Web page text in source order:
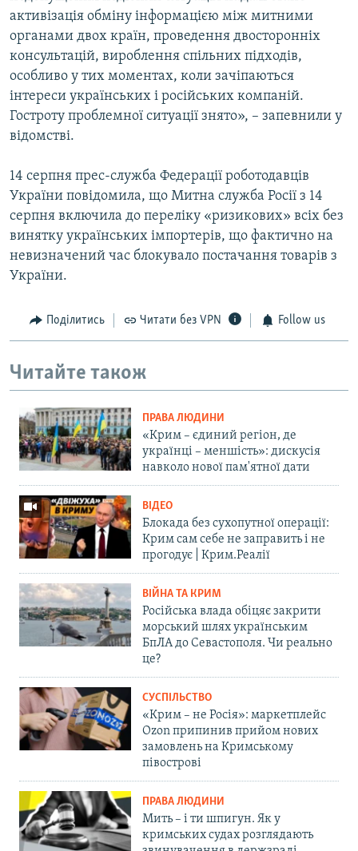
активізація обміну інформацією між митними
органами двох країн, проведення двосторонніх
консультацій, вироблення спільних підходів,
особливо у тих моментах, коли зачіпаються
інтереси українських і російських компаній.
Гостроту проблемної ситуації знято», – запевнили у
відомстві.
14 серпня прес-служба Федерації роботодавців
України повідомила, що Митна служба Росії з 14
серпня включила до переліку «ризикових» всіх без
винятку українських імпортерів, що фактично на
невизначений час блокувало постачання товарів з
України.
Поділитись Читати без VPN Follow us
Читайте також
ПРАВА ЛЮДИНИ
«Крим – єдиний регіон, де
українці – меншість»: дискусія
навколо нової пам'ятної дати
ВІДЕО
Блокада без сухопутної операції:
Крим сам себе не заправить і не
прогодує | Крим.Реалії
ВІЙНА ТА КРИМ
Російська влада обіцяє закрити
морський шлях українським
БпЛА до Севастополя. Чи реально
це?
СУСПІЛЬСТВО
«Крим – не Росія»: маркетплейс
Ozon припинив прийом нових
замовлень на Кримському
півострові
ПРАВА ЛЮДИНИ
Мить – і ти шпигун. Як у
кримських судах розглядають